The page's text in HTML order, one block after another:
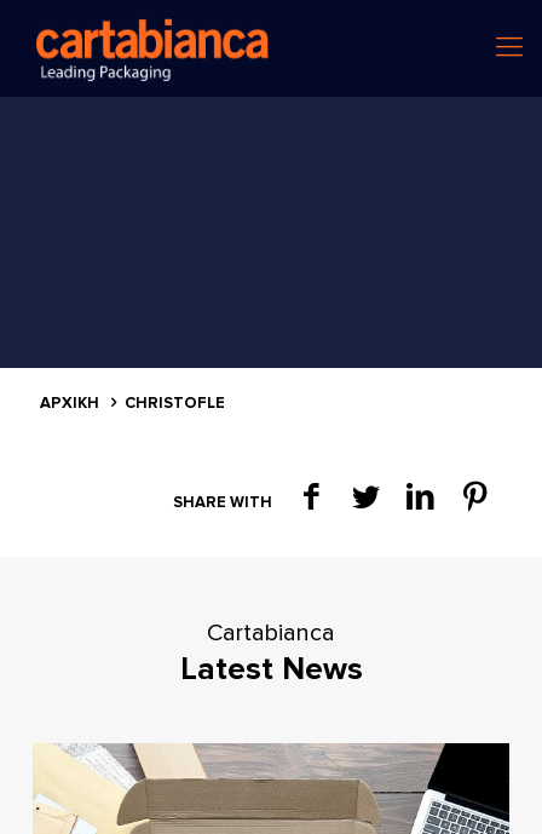
ΑΡΧΙΚΗ CHRISTOFLE
SHARE WITH
Cartabianca
Latest News